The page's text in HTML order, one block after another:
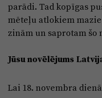
parādi. Tad kopīgas
mēteļu atlokiem
zinām un saprotam
Jūsu novēlējums
Lai 18. novembra